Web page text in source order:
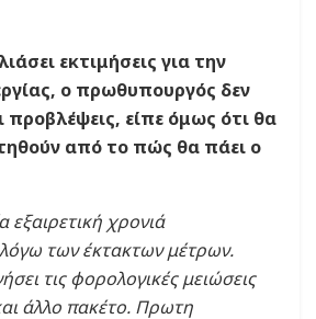
εκτιμήσεις για την
ο πρωθυπουργός δεν
προβλέψεις, είπε όμως ότι θα
από το πώς θα πάει ο
εξαιρετική χρονιά
των έκτακτων μέτρων.
τις φορολογικές μειώσεις
άλλο πακέτο. Πρωτη